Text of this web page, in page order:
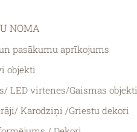
NOMA
pasākumu aprīkojums
objekti
LED virtenes/Gaismas objekti
Karodziņi /Griestu dekori